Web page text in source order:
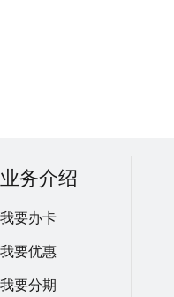
业务介绍
我要办卡
我要优惠
我要分期